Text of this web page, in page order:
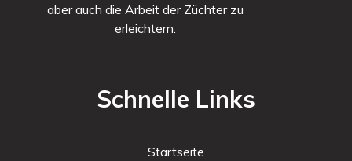
aber auch die Arbeit der Züchter zu
erleichtern.
Schnelle Links
Startseite